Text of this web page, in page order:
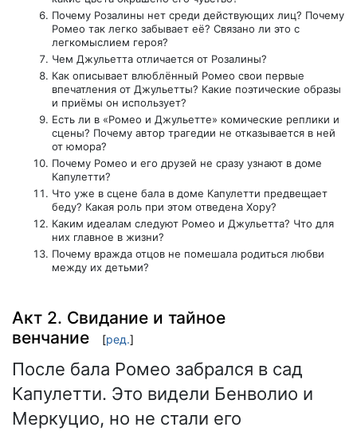
Почему Розалины нет среди действующих лиц? Почему
Ромео так легко забывает её? Связано ли это с
легкомыслием героя?
Чем Джульетта отличается от Розалины?
Как описывает влюблённый Ромео свои первые
впечатления от Джульетты? Какие поэтические образы
и приёмы он использует?
Есть ли в «Ромео и Джульетте» комические реплики и
сцены? Почему автор трагедии не отказывается в ней
от юмора?
Почему Ромео и его друзей не сразу узнают в доме
Капулетти?
Что уже в сцене бала в доме Капулетти предвещает
беду? Какая роль при этом отведена Хору?
Каким идеалам следуют Ромео и Джульетта? Что для
них главное в жизни?
Почему вражда отцов не помешала родиться любви
между их детьми?
Акт 2. Свидание и тайное
венчание
[ред.]
После бала Ромео забрался в сад
Капулетти. Это видели Бенволио и
Меркуцио, но не стали его